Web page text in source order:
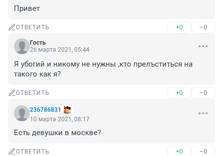
Привет
ОТВЕТИТЬ +0 –0
Гость
26 марта 2021, 05:44
Я убогий и никому не нужны ,кто прелъститься на
такого как я?
ОТВЕТИТЬ +0 –0
236786831
10 марта 2021, 08:17
Есть девушки в москве?
ОТВЕТИТЬ +0 –0